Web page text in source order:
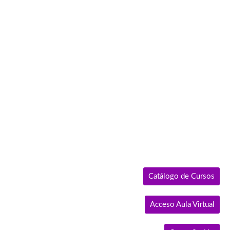
Catálogo de Cursos
Acceso Aula Virtual